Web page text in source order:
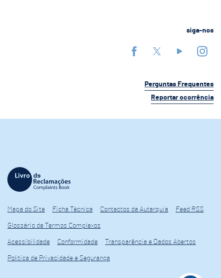
siga-nos
Perguntas Frequentes
Reportar ocorrência
Mapa do Site Ficha Técnica Contactos da Autarquia Feed RSS
Glossário de Termos Complexos
Acessibilidade Conformidade Transparência e Dados Abertos
Política de Privacidade e Segurança